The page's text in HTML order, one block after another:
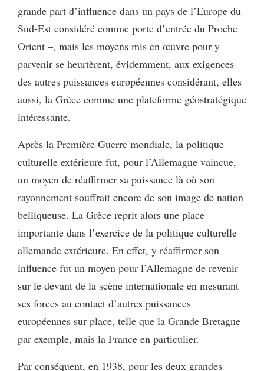
grande part d’influence dans un pays de l’Europe du
Sud-Est considéré comme porte d’entrée du Proche
Orient –, mais les moyens mis en œuvre pour y
parvenir se heurtèrent, évidemment, aux exigences
des autres puissances européennes considérant, elles
aussi, la Grèce comme une plateforme géostratégique
intéressante.
Après la Première Guerre mondiale, la politique
culturelle extérieure fut, pour l’Allemagne vaincue,
un moyen de réaffirmer sa puissance là où son
rayonnement souffrait encore de son image de nation
belliqueuse. La Grèce reprit alors une place
importante dans l’exercice de la politique culturelle
allemande extérieure. En effet, y réaffirmer son
influence fut un moyen pour l’Allemagne de revenir
sur le devant de la scène internationale en mesurant
ses forces au contact d’autres puissances
européennes sur place, telle que la Grande Bretagne
par exemple, mais la France en particulier.
Par conséquent, en 1938, pour les deux grandes